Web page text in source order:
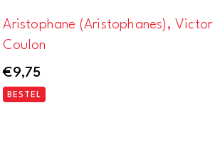
Aristophane (Aristophanes), Victor
Coulon
€9,75
BESTEL